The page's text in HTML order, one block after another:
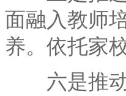
面融入教师
养。依托家
六是推动